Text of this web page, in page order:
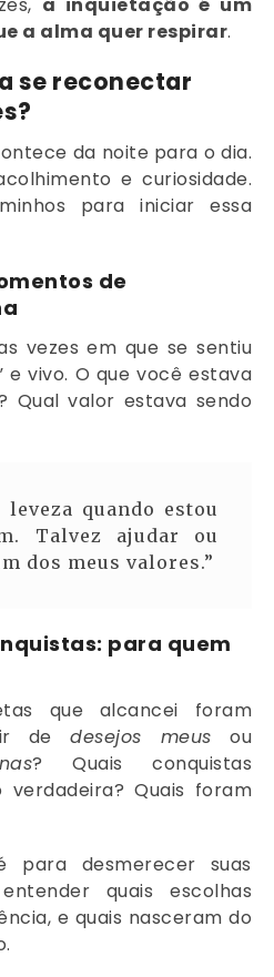
a inquietação é um
a alma quer respirar.
se reconectar
da noite para o dia.
e curiosidade.
para iniciar essa
de
vezes em que se sentiu
e vivo. O que você estava
Qual valor estava sendo
quando estou
Talvez ajudar ou
dos meus valores.”
para quem
que alcancei foram
de desejos meus ou
? Quais conquistas
verdadeira? Quais foram
para desmerecer suas
quais escolhas
e quais nasceram do